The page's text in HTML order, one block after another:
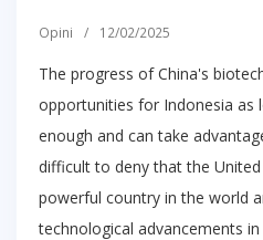
Opini / 12/02/2025
The progress of China's
opportunities for Indonesia as
enough and can take
difficult to deny that the
powerful country in the world
technological advancements